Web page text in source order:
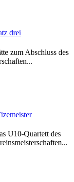
drei
zum Abschluss des
U10-Quartett des